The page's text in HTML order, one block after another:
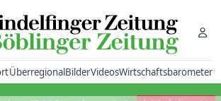
ÜberregionalBilderVideosWirtschaftsbarometer